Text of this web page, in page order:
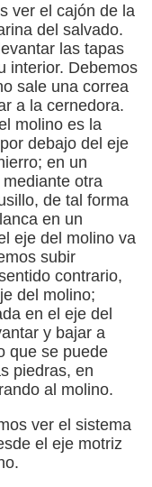
ver el cajón de la
del salvado.
las tapas
interior. Debemos
sale una correa
a la cernedora.
molino es la
debajo del eje
en un
otra
de tal forma
en un
eje del molino va
subir
contrario,
del molino;
en el eje del
y bajar a
que se puede
piedras, en
al molino.
ver el sistema
el eje motriz